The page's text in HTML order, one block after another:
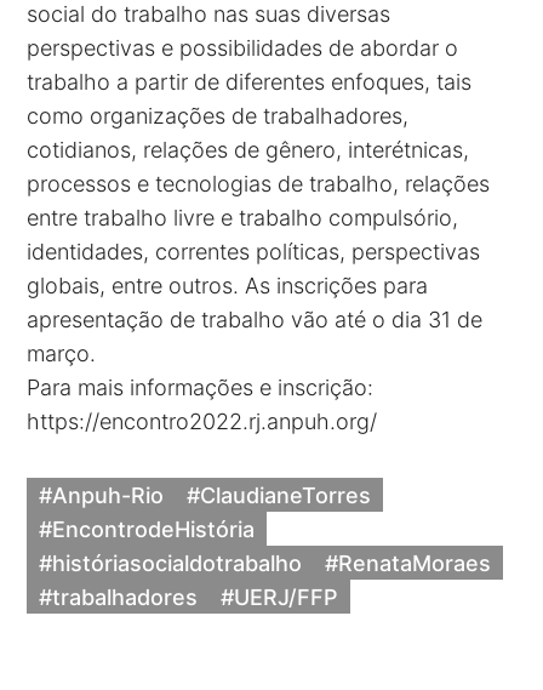
social do trabalho nas suas diversas
perspectivas e possibilidades de abordar o
trabalho a partir de diferentes enfoques, tais
como organizações de trabalhadores,
cotidianos, relações de gênero, interétnicas,
processos e tecnologias de trabalho, relações
entre trabalho livre e trabalho compulsório,
identidades, correntes políticas, perspectivas
globais, entre outros. As inscrições para
apresentação de trabalho vão até o dia 31 de
março.
Para mais informações e inscrição:
https://encontro2022.rj.anpuh.org/
#Anpuh-Rio
#ClaudianeTorres
#EncontrodeHistória
#históriasocialdotrabalho
#RenataMoraes
#trabalhadores
#UERJ/FFP